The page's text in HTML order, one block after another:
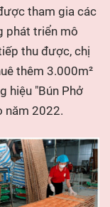
tham gia các
phát triển mô
thu được, chị
thêm 3.000m²
hiệu "Bún Phở
năm 2022.